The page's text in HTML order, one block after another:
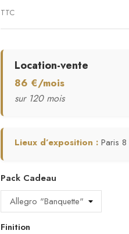
TTC
Location-vente
86 €/mois
sur 120 mois
Lieux d’exposition : Paris 8
Pack Cadeau
Finition